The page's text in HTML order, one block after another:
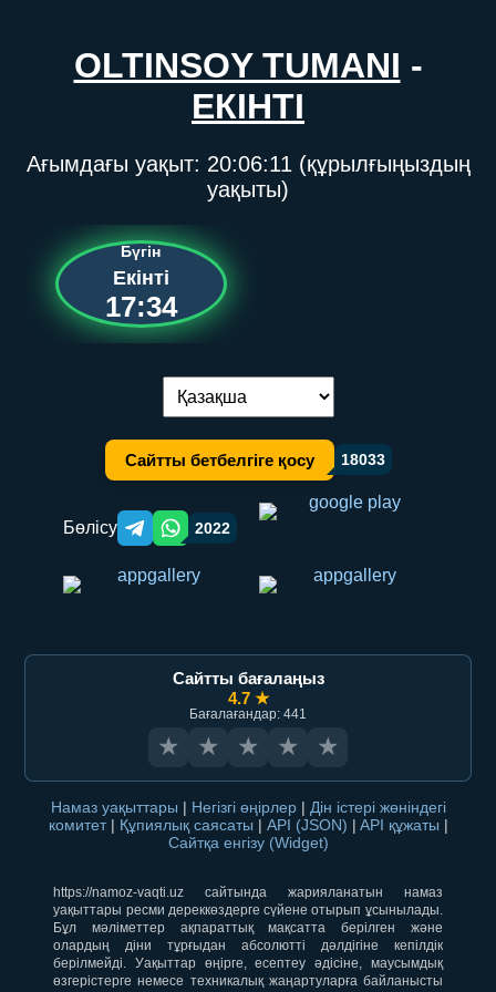
OLTINSOY TUMANI -
ЕКІНТІ
Ағымдағы уақыт: 20:06:11 (құрылғыңыздың
уақыты)
Бүгін
Екінті
17:34
Тілді ауыстыру:
Сайтты бетбелгіге қосу 18033
Бөлісу Telegram orqali ulashish
WhatsApp orqali ulashish
2022
Сайтты бағалаңыз
4.7 ★
Бағалағандар: 441
★ ★ ★ ★ ★
Намаз уақыттары | Негізгі өңірлер | Дін істері жөніндегі
комитет | Құпиялық саясаты | API (JSON) | API құжаты |
Сайтқа енгізу (Widget)
https://namoz-vaqti.uz сайтында жарияланатын намаз
уақыттары ресми дереккөздерге сүйене отырып ұсынылады.
Бұл мәліметтер ақпараттық мақсатта берілген және
олардың діни тұрғыдан абсолютті дәлдігіне кепілдік
берілмейді. Уақыттар өңірге, есептеу әдісіне, маусымдық
өзгерістерге немесе техникалық жаңартуларға байланысты